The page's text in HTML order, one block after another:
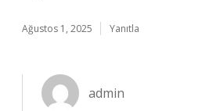
Ağustos 1, 2025 Yanıtla
admin